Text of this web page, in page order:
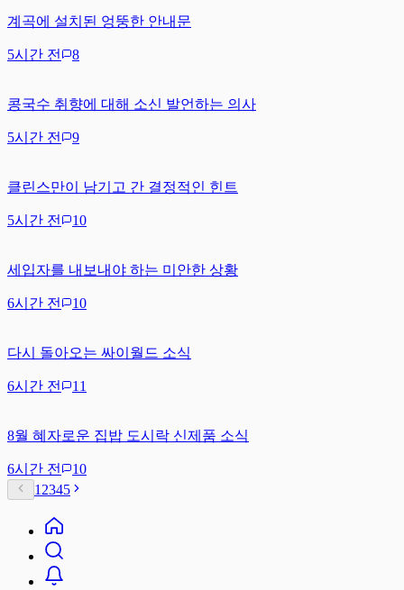
계곡에 설치된 엉뚱한 안내문
5시간 전 8
콩국수 취향에 대해 소신 발언하는 의사
5시간 전 9
클린스만이 남기고 간 결정적인 힌트
5시간 전 10
세입자를 내보내야 하는 미안한 상황
6시간 전 10
다시 돌아오는 싸이월드 소식
6시간 전 11
8월 혜자로운 집밥 도시락 신제품 소식
6시간 전
10
1 2345